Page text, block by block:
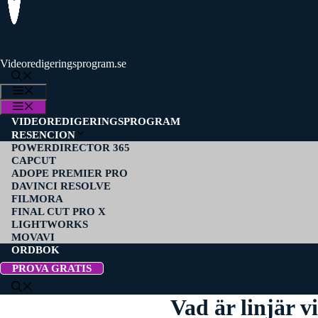
Videoredigeringsprogram.se
VIDEOREDIGERINGSPROGRAM
RESENCION
POWERDIRECTOR 365
CAPCUT
ADOPE PREMIER PRO
DAVINCI RESOLVE
FILMORA
FINAL CUT PRO X
LIGHTWORKS
MOVAVI
ORDBOK
PROVA GRATIS
Vad är linjär